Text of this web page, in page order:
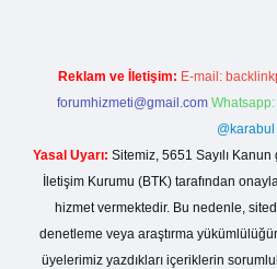
Reklam ve İletişim: E-mail:
forumhizmeti@gmail.com
@karabul
Yasal Uyarı: Sitemiz, 5651 Sayılı
İletişim Kurumu (BTK) tarafından
hizmet vermektedir. Bu nedenle,
denetleme veya araştırma
üyelerimiz yazdıkları içeriklerin